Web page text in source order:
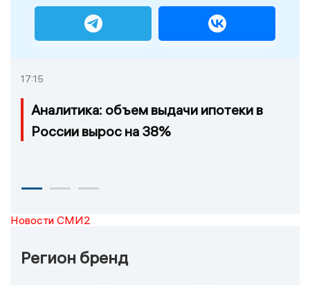
17:15
Аналитика: объем выдачи ипотеки в
России вырос на 38%
Новости СМИ2
Регион бренд